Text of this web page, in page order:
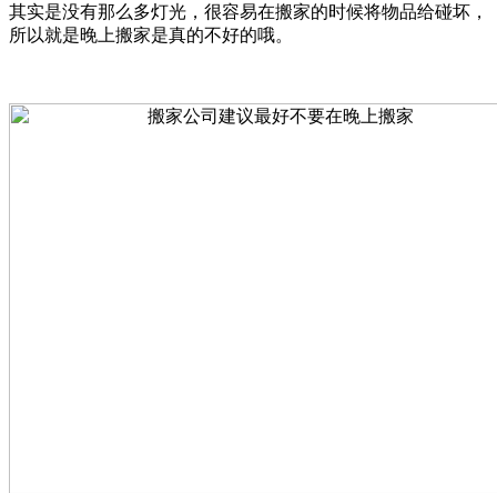
其实是没有那么多灯光，很容易在搬家的时候将物品给碰坏，
所以就是晚上搬家是真的不好的哦。